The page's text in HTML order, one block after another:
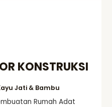
KONSTRUKSI
Jati & Bambu
Rumah Adat